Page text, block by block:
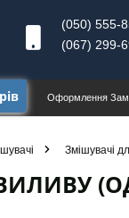
(050) 555-
(067) 299-
Оформлення
Змішувачi